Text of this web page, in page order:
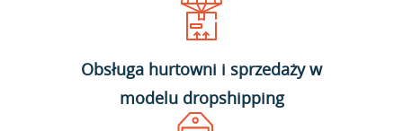
Obsługa hurtowni i sprzedaży w
modelu dropshipping